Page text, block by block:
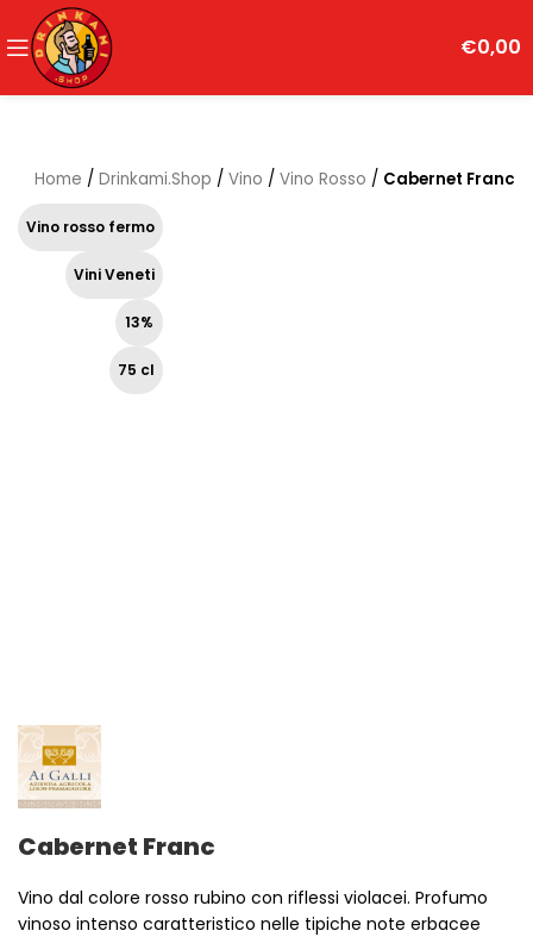
€0,00
Home / Drinkami.Shop / Vino / Vino Rosso / Cabernet Franc
Vino rosso fermo
Vini Veneti
13%
75 cl
Cabernet Franc
Vino dal colore rosso rubino con riflessi violacei. Profumo
vinoso intenso caratteristico nelle tipiche note erbacee